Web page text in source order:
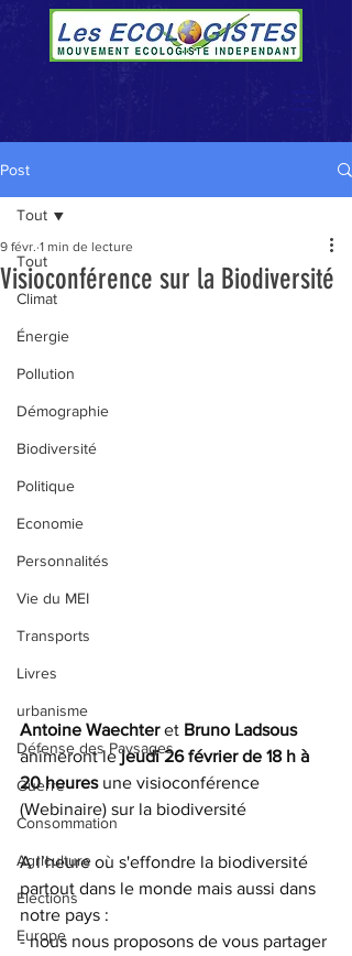
Post
Tout
Climat
Énergie
Pollution
Démographie
Biodiversité
Politique
Economie
Personnalités
Vie du MEI
Transports
Livres
urbanisme
Défense des Paysages
Guerre
Consommation
Agriculture
Elections
Europe
Tout
Visioconférence sur la Biodiversité
9 févr. 1 min de lecture
Antoine Waechter et Bruno Ladsous
animeront le jeudi 26 février de 18 h à
20 heures une visioconférence
(Webinaire) sur la biodiversité
A l’heure où s'effondre la biodiversité
partout dans le monde mais aussi dans
notre pays :
- nous nous proposons de vous partager